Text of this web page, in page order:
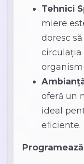
Tehnici
miere
doresc
circulația
oferă un
ideal
eficiente.